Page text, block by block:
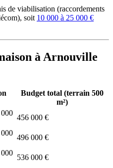
de viabilisation (raccordements
soit 10 000 à 25 000 €
à Arnouville
Budget total (terrain 500
m²)
456 000 €
496 000 €
536 000 €